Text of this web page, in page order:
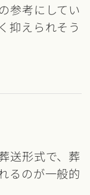
参考にしてい
抑えられそう
送形式で、葬
るのが一般的